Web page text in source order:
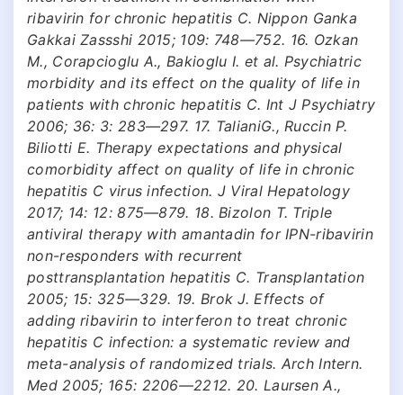
ribavirin for chronic hepatitis С. Nippon Ganka
Gakkai Zassshi 2015; 109: 748—752. 16. Ozkan
M., Corapcioglu A., Bakioglu I. et al. Psychiatric
morbidity and its effect on the quality of life in
patients with chronic hepatitis С. Int J Psychiatry
2006; 36: 3: 283—297. 17. TalianiG., Ruccin P.
Biliotti E. Therapy expectations and physical
comorbidity affect on quality of life in chronic
hepatitis С virus infection. J Viral Hepatology
2017; 14: 12: 875—879. 18. Bizolon T. Triple
antiviral therapy with amantadin for IPN-ribavirin
non-responders with recurrent
posttransplantation hepatitis С. Transplantation
2005; 15: 325—329. 19. Brok J. Effects of
adding ribavirin to interferon to treat chronic
hepatitis С infection: a systematic review and
meta-analysis of randomized trials. Arch Intern.
Med 2005; 165: 2206—2212. 20. Laursen A.,